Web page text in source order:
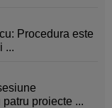
Procedura este
...
proiecte ...